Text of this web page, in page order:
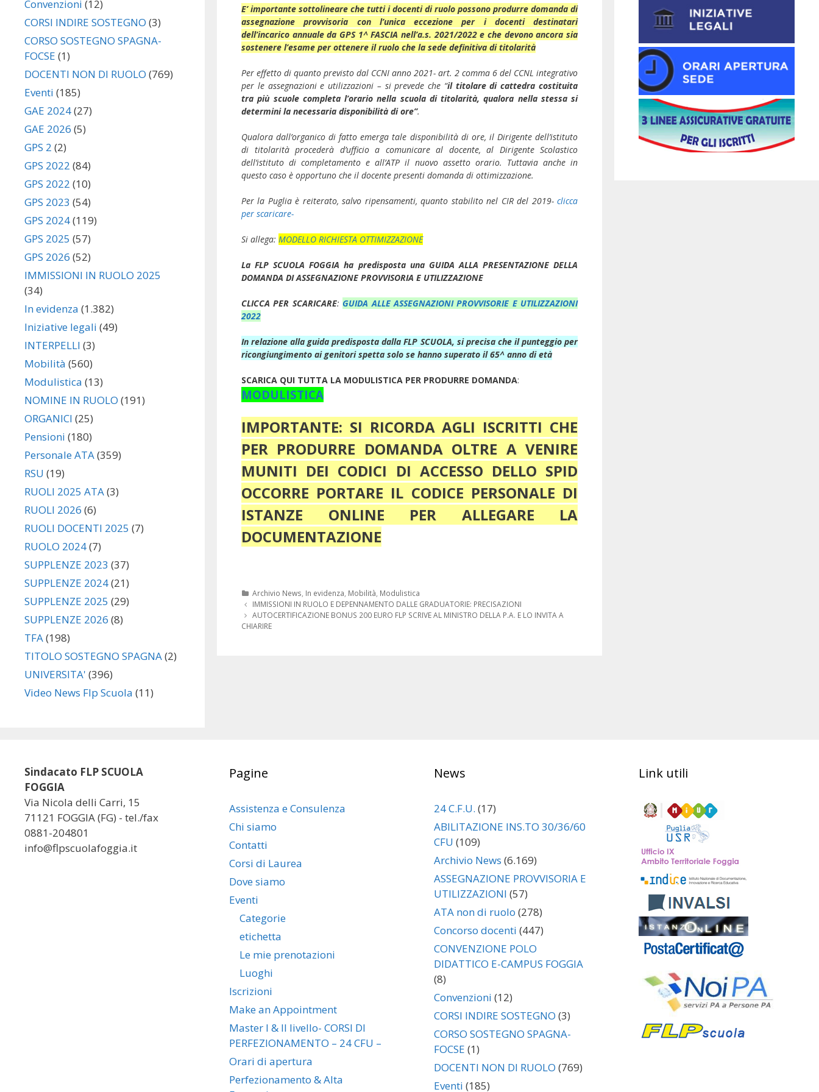
E’ importante sottolineare che tutti i docenti di ruolo possono produrre domanda di
assegnazione provvisoria con l’unica eccezione per i docenti destinatari
dell’incarico annuale da GPS 1^ FASCIA nell’a.s. 2021/2022 e che devono ancora sia
sostenere l’esame per ottenere il ruolo che la sede definitiva di titolarità
Per effetto di quanto previsto dal CCNI anno 2021- art. 2 comma 6 del CCNL integrativo
per le assegnazioni e utilizzazioni – si prevede che “il titolare di cattedra costituita
tra più scuole completa l’orario nella scuola di titolarità, qualora nella stessa si
determini la necessaria disponibilità di ore”.
Qualora dall’organico di fatto emerga tale disponibilità di ore, il Dirigente dell’istituto
di titolarità procederà d’ufficio a comunicare al docente, al Dirigente Scolastico
dell’istituto di completamento e all’ATP il nuovo assetto orario. Tuttavia anche in
questo caso è opportuno che il docente presenti domanda di ottimizzazione.
Per la Puglia è reiterato, salvo ripensamenti, quanto stabilito nel CIR del 2019-clicca
per scaricare-
Si allega: MODELLO RICHIESTA OTTIMIZZAZIONE
La FLP SCUOLA FOGGIA ha predisposta una GUIDA ALLA PRESENTAZIONE DELLA
DOMANDA DI ASSEGNAZIONE PROVVISORIA E UTILIZZAZIONE
CLICCA PER SCARICARE: GUIDA ALLE ASSEGNAZIONI PROVVISORIE E UTILIZZAZIONI
2022
In relazione alla guida predisposta dalla FLP SCUOLA, si precisa che il punteggio per
ricongiungimento ai genitori spetta solo se hanno superato il 65^ anno di età
SCARICA QUI TUTTA LA MODULISTICA PER PRODURRE DOMANDA:
MODULISTICA
IMPORTANTE: SI RICORDA AGLI ISCRITTI CHE
PER PRODURRE DOMANDA OLTRE A VENIRE
MUNITI DEI CODICI DI ACCESSO DELLO SPID
OCCORRE PORTARE IL CODICE PERSONALE DI
ISTANZE ONLINE PER ALLEGARE LA
DOCUMENTAZIONE
Categorie
Archivio News In evidenza Mobilità Modulistica
Navigazione
articolo
IMMISSIONI IN RUOLO E DEPENNAMENTO DALLE GRADUATORIE: PRECISAZIONI
AUTOCERTIFICAZIONE BONUS 200 EURO FLP SCRIVE AL MINISTRO DELLA P.A. E LO INVITA A
CHIARIRE
Convenzioni (12)
CORSI INDIRE SOSTEGNO (3)
CORSO SOSTEGNO SPAGNA-
FOCSE (1)
DOCENTI NON DI RUOLO (769)
Eventi (185)
GAE 2024(27)
GAE 2026 (5)
GPS 2 (2)
GPS 2022 (84)
GPS 2022 (10)
GPS 2023 (54)
GPS 2024(119)
GPS 2025 (57)
GPS 2026 (52)
IMMISSIONI IN RUOLO 2025
(34)
In evidenza (1.382)
Iniziative legali (49)
INTERPELLI (3)
Mobilità (560)
Modulistica (13)
NOMINE IN RUOLO (191)
ORGANICI (25)
Pensioni (180)
Personale ATA(359)
RSU (19)
RUOLI 2025 ATA(3)
RUOLI 2026 (6)
RUOLI DOCENTI 2025 (7)
RUOLO 2024(7)
SUPPLENZE 2023 (37)
SUPPLENZE 2024(21)
SUPPLENZE 2025 (29)
SUPPLENZE 2026 (8)
TFA(198)
TITOLO SOSTEGNO SPAGNA(2)
UNIVERSITA' (396)
Video News Flp Scuola (11)
Sindacato FLP SCUOLA
FOGGIA
Via Nicola delli Carri, 15
71121 FOGGIA (FG) - tel./fax
0881-204801
info@flpscuolafoggia.it
Pagine
Assistenza e Consulenza
Chi siamo
Contatti
Corsi di Laurea
Dove siamo
Eventi
Categorie
etichetta
Le mie prenotazioni
Luoghi
Iscrizioni
Make an Appointment
Master I & II livello- CORSI DI
PERFEZIONAMENTO – 24 CFU –
Orari di apertura
Perfezionamento & Alta
News
24 C.F.U. (17)
ABILITAZIONE INS.TO 30/36/60
CFU (109)
Archivio News (6.169)
ASSEGNAZIONE PROVVISORIA E
UTILIZZAZIONI (57)
ATA non di ruolo (278)
Concorso docenti (447)
CONVENZIONE POLO
DIDATTICO E-CAMPUS FOGGIA
(8)
Convenzioni (12)
CORSI INDIRE SOSTEGNO (3)
CORSO SOSTEGNO SPAGNA-
FOCSE (1)
DOCENTI NON DI RUOLO (769)
Eventi (185)
Link utili